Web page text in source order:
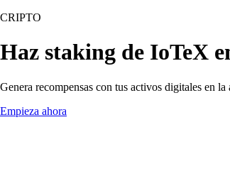
CRIPTO
Haz staking de IoTeX
Genera recompensas con tus activos digitales en
Empieza ahora